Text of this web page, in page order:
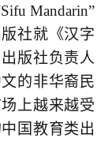
Mandarin”
社就《汉字
版社负责人
的非华裔民
上越来越受
国教育类出